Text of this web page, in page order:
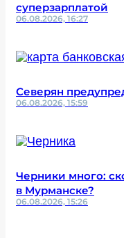
суперзарплатой
06.08.2026, 16:27
Северян
06.08.2026, 15:59
Черники много:
в Мурманске?
06.08.2026, 15:26